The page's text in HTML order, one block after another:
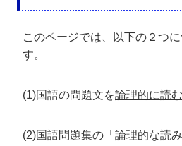
このページでは、以下の２つ
す。
(1)国語の問題文を論理的に読む
(2)国語問題集の「論理的な読